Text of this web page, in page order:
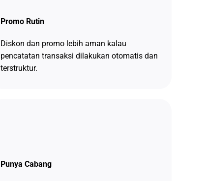
Promo Rutin
Diskon dan promo lebih aman kalau
pencatatan transaksi dilakukan otomatis dan
terstruktur.
Punya Cabang